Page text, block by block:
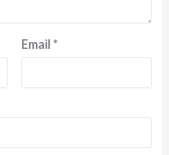
Email*